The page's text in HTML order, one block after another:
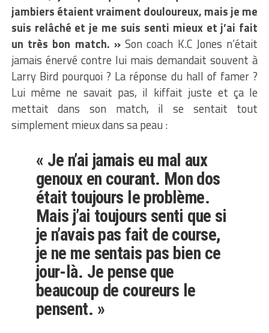
jambiers étaient vraiment douloureux, mais je me
suis relâché et je me suis senti mieux et j’ai fait
un très bon match. »Son coach K.C Jones n’était
jamais énervé contre lui mais demandait souvent à
Larry Bird pourquoi ? La réponse du hall of famer ?
Lui même ne savait pas, il kiffait juste et ça le
mettait dans son match, il se sentait tout
simplement mieux dans sa peau :
« Je n’ai jamais eu mal aux
genoux en courant. Mon dos
était toujours le problème.
Mais j’ai toujours senti que si
je n’avais pas fait de course,
je ne me sentais pas bien ce
jour-là. Je pense que
beaucoup de coureurs le
pensent. »